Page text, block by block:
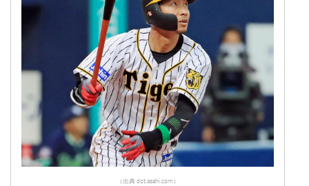
（出典 dot.asahi.com）